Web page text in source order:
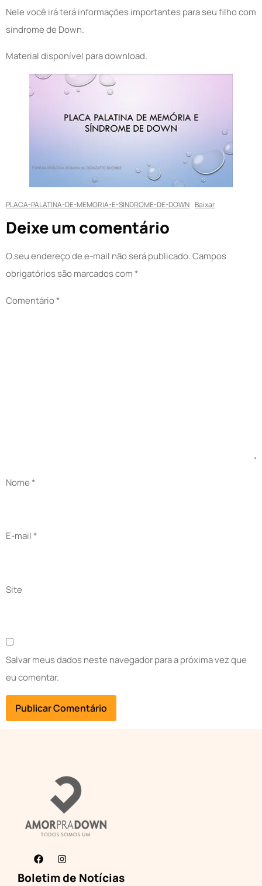
Nele você irá terá informações importantes para seu filho com
síndrome de Down.
Material disponível para download.
PLACA-PALATINA-DE-MEMORIA-E-SINDROME-DE-DOWN Baixar
Deixe um comentário
O seu endereço de e-mail não será publicado.Campos
obrigatórios são marcados com*
Comentário*
Nome*
E-mail*
Site
Salvar meus dados neste navegador para a próxima vez que
eu comentar.
Boletim de Notícias